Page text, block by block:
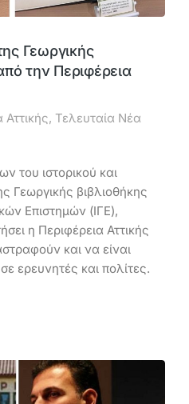
Γεωργικής
την Περιφέρεια
Αττικής, Τελευταία Νέα
του ιστορικού και
Γεωργικής βιβλιοθήκης
Επιστημών (ΙΓΕ),
η Περιφέρεια Αττικής
και να είναι
ερευνητές και πολίτες.